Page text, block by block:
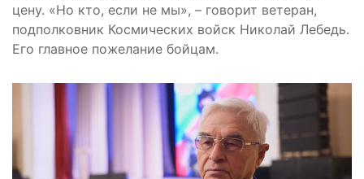
цену. «Но кто, если не мы», – говорит ветеран,
подполковник Космических войск Николай Лебедь.
Его главное пожелание бойцам.